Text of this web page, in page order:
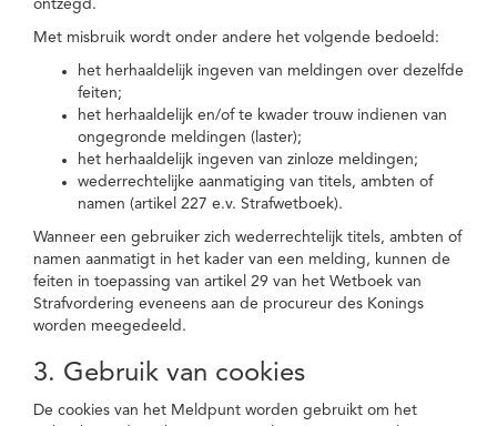
ontzegd.
Met misbruik wordt onder andere het volgende bedoeld:
het herhaaldelijk ingeven van meldingen over dezelfde
feiten;
het herhaaldelijk en/of te kwader trouw indienen van
ongegronde meldingen (laster);
het herhaaldelijk ingeven van zinloze meldingen;
wederrechtelijke aanmatiging van titels, ambten of
namen (artikel 227 e.v. Strafwetboek).
Wanneer een gebruiker zich wederrechtelijk titels, ambten of
namen aanmatigt in het kader van een melding, kunnen de
feiten in toepassing van artikel 29 van het Wetboek van
Strafvordering eveneens aan de procureur des Konings
worden meegedeeld.
3. Gebruik van cookies
De cookies van het Meldpunt worden gebruikt om het